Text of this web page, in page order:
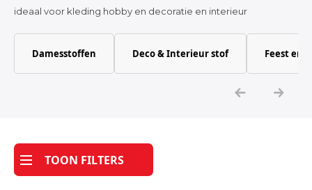
Katoen
Tijdpakker stof
ideaal voor kleding hobby en decoratie en interieur
Damesstoffen Deco & Interieur stof Feest en
TOON FILTERS